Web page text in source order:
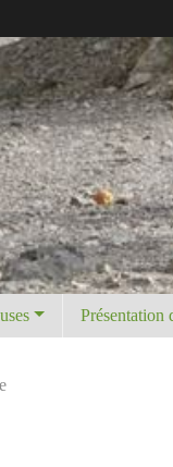
Présentation